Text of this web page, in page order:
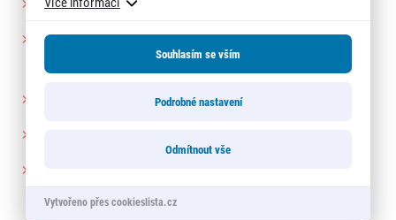
Mattoni 1/2Maraton Karlovy Vary – 135 běžců, 13 500 Kč
Mattoni 1/2Maraton České Budějovice – 101 běžců,
10 100 Kč
Mattoni 1/2Maraton Olomouc – 170 běžců, 17 000 Kč
10 100 Kč
Souhlasím se vším
Podrobné nastavení
Odmítnout vše
Vytvořeno přes cookieslista.cz